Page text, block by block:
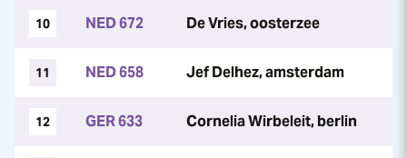
10 NED 672 De Vries, oosterzee
11 NED 658 Jef Delhez, amsterdam
12 GER 633 Cornelia Wirbeleit, berlin